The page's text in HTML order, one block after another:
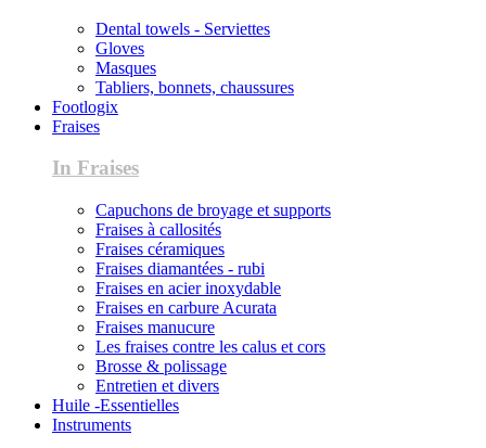
Dental towels - Serviettes
Gloves
Masques
Tabliers, bonnets, chaussures
Footlogix
Fraises
In Fraises
Capuchons de broyage et supports
Fraises à callosités
Fraises céramiques
Fraises diamantées - rubi
Fraises en acier inoxydable
Fraises en carbure Acurata
Fraises manucure
Les fraises contre les calus et cors
Brosse & polissage
Entretien et divers
Huile -Essentielles
Instruments